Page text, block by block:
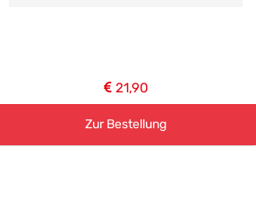
21,90
Zur Bestellung